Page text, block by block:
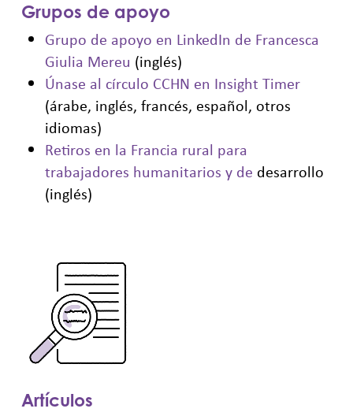
Grupos de apoyo
Grupo de apoyo en LinkedIn de Francesca
Giulia Mereu (inglés)
Únase al círculo CCHN en Insight Timer
(árabe, inglés, francés, español, otros
idiomas)
Retiros en la Francia rural para
trabajadores humanitarios y de desarrollo
(inglés)
Artículos